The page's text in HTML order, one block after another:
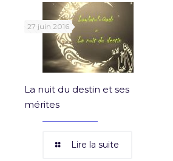
27 juin 2016
La nuit du destin et ses
mérites
Lire la suite